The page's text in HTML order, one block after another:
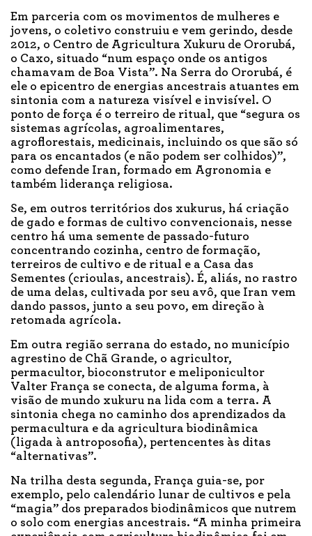
Em parceria com os movimentos de mulheres e
jovens, o coletivo construiu e vem gerindo, desde
2012, o Centro de Agricultura Xukuru de Ororubá,
o Caxo, situado “num espaço onde os antigos
chamavam de Boa Vista”. Na Serra do Ororubá, é
ele o epicentro de energias ancestrais atuantes em
sintonia com a natureza visível e invisível. O
ponto de força é o terreiro de ritual, que “segura os
sistemas agrícolas, agroalimentares,
agroflorestais, medicinais, incluindo os que são só
para os encantados (e não podem ser colhidos)”,
como defende Iran, formado em Agronomia e
também liderança religiosa.
Se, em outros territórios dos xukurus, há criação
de gado e formas de cultivo convencionais, nesse
centro há uma semente de passado-futuro
concentrando cozinha, centro de formação,
terreiros de cultivo e de ritual e a Casa das
Sementes (crioulas, ancestrais). É, aliás, no rastro
de uma delas, cultivada por seu avô, que Iran vem
dando passos, junto a seu povo, em direção à
retomada agrícola.
Em outra região serrana do estado, no município
agrestino de Chã Grande, o agricultor,
permacultor, bioconstrutor e meliponicultor
Valter França se conecta, de alguma forma, à
visão de mundo xukuru na lida com a terra. A
sintonia chega no caminho dos aprendizados da
permacultura e da agricultura biodinâmica
(ligada à antroposofia), pertencentes às ditas
“alternativas”.
Na trilha desta segunda, França guia-se, por
exemplo, pelo calendário lunar de cultivos e pela
“magia” dos preparados biodinâmicos que nutrem
o solo com energias ancestrais. “A minha primeira